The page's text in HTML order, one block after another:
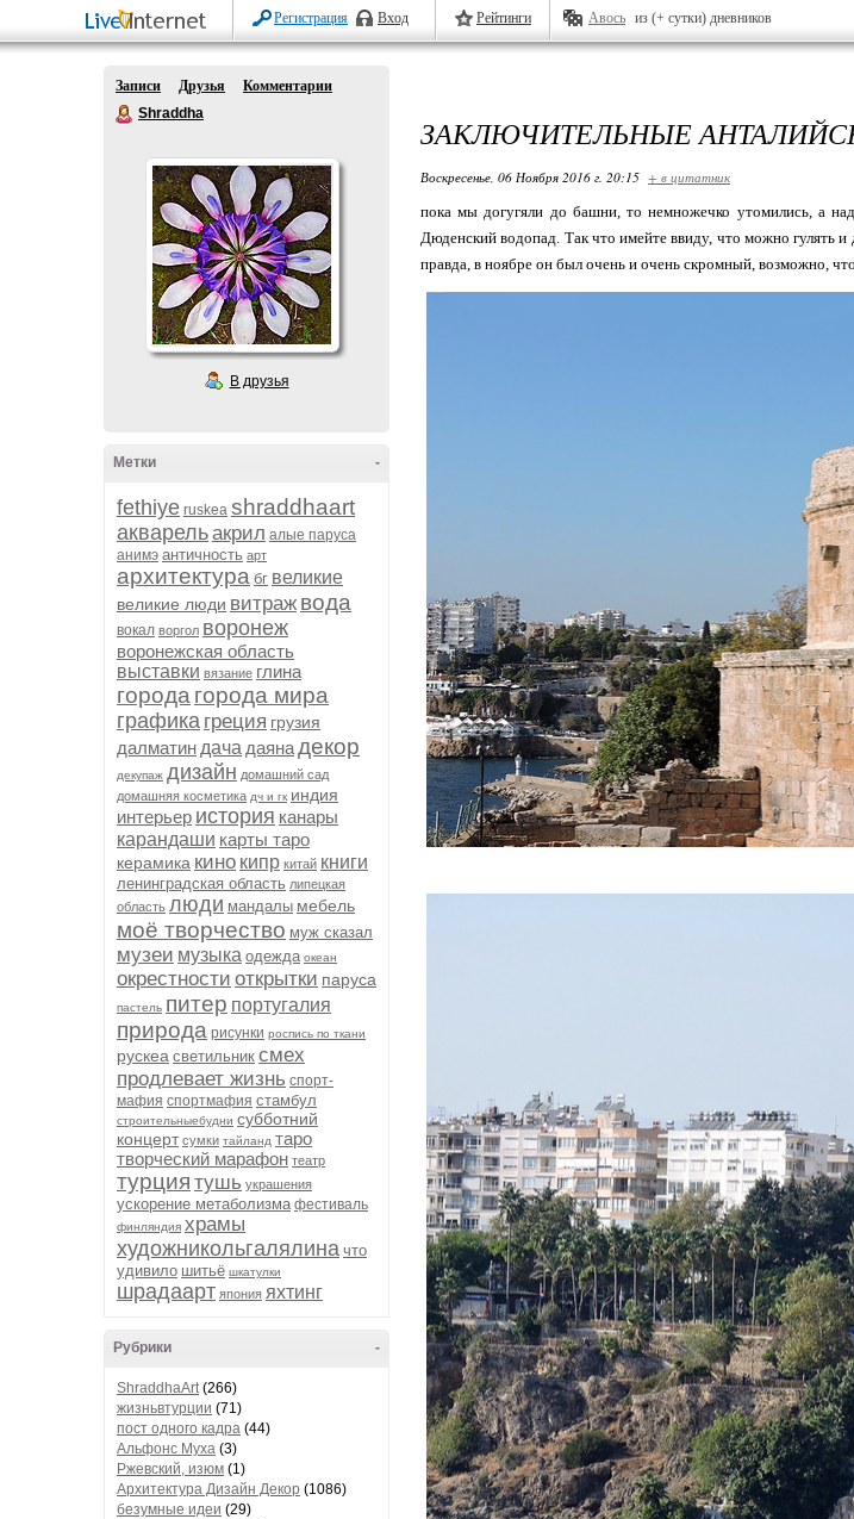
Регистрация Вход Рейтинги Авось из (+ сутки) дневников
Записи Друзья
Комментарии
Shraddha
В друзья
-
Метки
fethiye ruskea shraddhaart
акварельакрил алые паруса
анимэ античность арт
архитектура бг великие
великие люди витраж вода
вокал воргол воронеж
воронежская область
выставки вязание глина
города города мира
графика греция грузия
далматин дача даянадекор
декупаж дизайн домашний сад
домашняя косметика дч и гк индия
интерьер история канары
карандаши карты таро
керамика кино кипр китай книги
ленинградская область липецкая
область люди мандалы мебель
моё творчество муж сказал
музеи музыка одежда океан
окрестности открытки паруса
пастель питер португалия
природа рисунки роспись по ткани
рускеа светильник смех
продлевает жизнь спорт-
мафия спортмафия стамбул
строительныебудни субботний
концерт сумки тайланд таро
творческий марафон театр
турция тушь украшения
ускорение метаболизма фестиваль
финляндия храмы
художникольгалялина что
удивило шитьё шкатулки
шрадаарт япония яхтинг
-
Рубрики
ShraddhaArt(266)
жизньвтурции (71)
пост одного кадра (44)
Альфонс Муха (3)
Ржевский, изюм (1)
Архитектура Дизайн Декор (1086)
безумные идеи (29)
ЗАКЛЮЧИТЕЛЬНЫЕ
Воскресенье, 06 Ноября 2016 г. 20:15 + в цитатник
пока мы догугяли до башни, то немножечко утомились, а
Дюденский водопад. Так что имейте ввиду, что можно гулять
правда, в ноябре он был очень и очень скромный, возможно,